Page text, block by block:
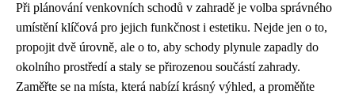
Při plánování venkovních schodů v zahradě je volba správného
umístění klíčová pro jejich funkčnost i estetiku. Nejde jen o to,
propojit dvě úrovně, ale o to, aby schody plynule zapadly do
okolního prostředí a staly se přirozenou součástí zahrady.
Zaměřte se na místa, která nabízí krásný výhled, a proměňte